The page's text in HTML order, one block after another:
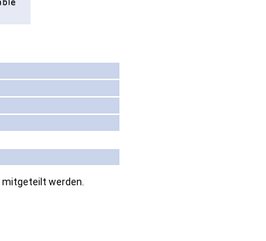
mitgeteilt werden.